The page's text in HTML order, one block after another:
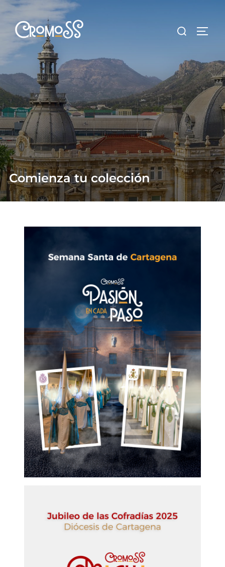
Saltar
contenido
Buscar:
Comienza tu colección